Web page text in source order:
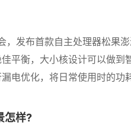
发布首款自主处理器松果
平衡，大小核设计可以做到
电优化，将日常使用时的功
怎样?